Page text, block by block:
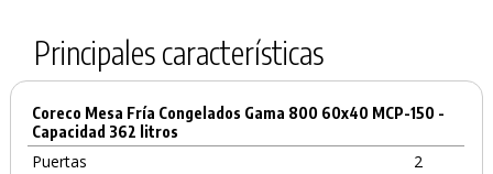
Principales características
Coreco Mesa Fría Congelados Gama 800 60x40 MCP-150 -
Capacidad 362 litros
Puertas
2